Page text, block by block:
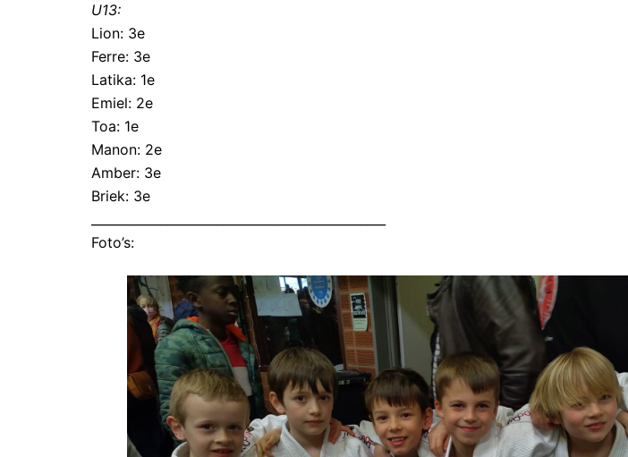
U13:
Lion: 3e
Ferre: 3e
Latika: 1e
Emiel: 2e
Toa: 1e
Manon: 2e
Amber: 3e
Briek: 3e
Foto’s: